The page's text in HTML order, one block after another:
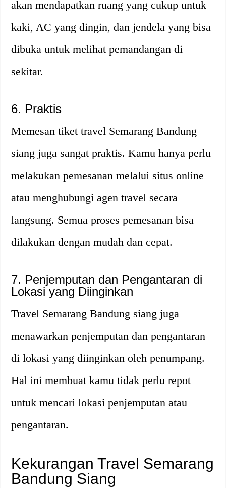
akan mendapatkan ruang yang cukup untuk
kaki, AC yang dingin, dan jendela yang bisa
dibuka untuk melihat pemandangan di
sekitar.
6. Praktis
Memesan tiket travel Semarang Bandung
siang juga sangat praktis. Kamu hanya perlu
melakukan pemesanan melalui situs online
atau menghubungi agen travel secara
langsung. Semua proses pemesanan bisa
dilakukan dengan mudah dan cepat.
7. Penjemputan dan Pengantaran di
Lokasi yang Diinginkan
Travel Semarang Bandung siang juga
menawarkan penjemputan dan pengantaran
di lokasi yang diinginkan oleh penumpang.
Hal ini membuat kamu tidak perlu repot
untuk mencari lokasi penjemputan atau
pengantaran.
Kekurangan Travel Semarang
Bandung Siang